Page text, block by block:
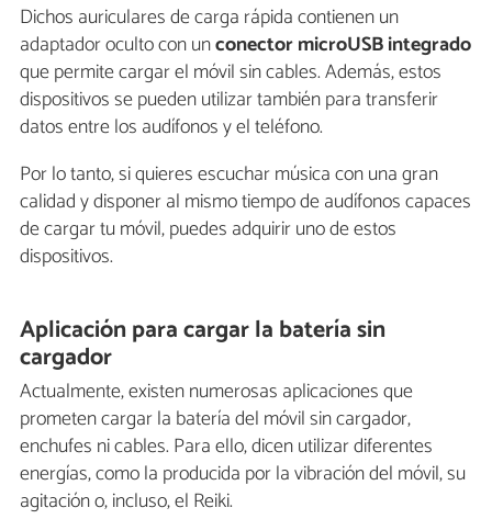
Dichos auriculares de carga rápida contienen un
adaptador oculto con unconector microUSB integrado
que permite cargar el móvil sin cables. Además, estos
dispositivos se pueden utilizar también para transferir
datos entre los audífonos y el teléfono.
Por lo tanto, si quieres escuchar música con una gran
calidad y disponer al mismo tiempo de audífonos capaces
de cargar tu móvil, puedes adquirir uno de estos
dispositivos.
Aplicación para cargar la batería sin
cargador
Actualmente, existen numerosas aplicaciones que
prometen cargar la batería del móvil sin cargador,
enchufes ni cables. Para ello, dicen utilizar diferentes
energías, como la producida por la vibración del móvil, su
agitación o, incluso, el Reiki.